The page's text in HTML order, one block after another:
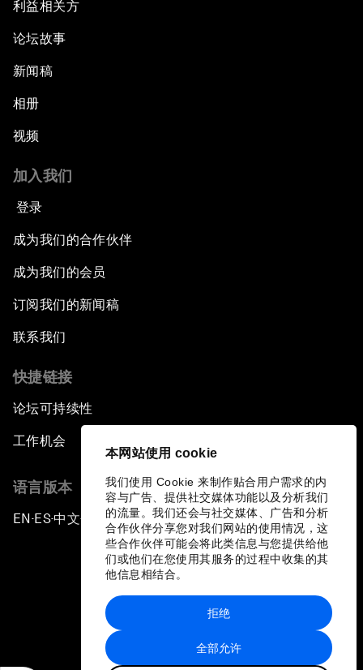
本网站使用 cookie
我们使用 Cookie 来制作贴合用户需求的内
容与广告、提供社交媒体功能以及分析我们
的流量。我们还会与社交媒体、广告和分析
合作伙伴分享您对我们网站的使用情况，这
些合作伙伴可能会将此类信息与您提供给他
们或他们在您使用其服务的过程中收集的其
他信息相结合。
全部允许
拒绝
利益相关方
论坛故事
新闻稿
相册
视频
加入我们
登录
成为我们的合作伙伴
成为我们的会员
订阅我们的新闻稿
联系我们
快捷链接
论坛可持续性
工作机会
语言版本
EN ▪ES▪中文▪ 日本語
站点地图